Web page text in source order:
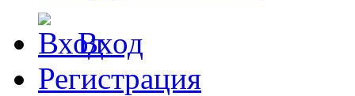
Вход
Регистрация